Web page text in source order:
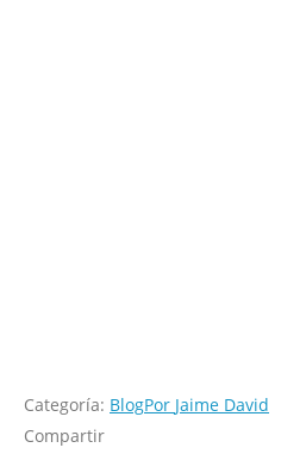
Categoría: BlogPor Jaime David
Compartir